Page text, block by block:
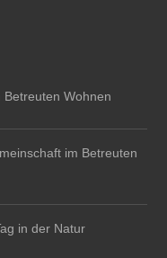
Wohnen
im Betreuten
in der Natur